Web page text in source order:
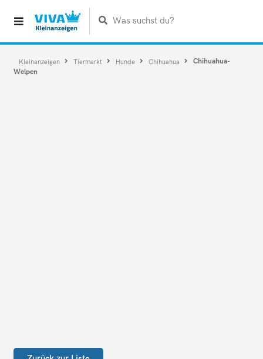
Was suchst du?
Kleinanzeigen Tiermarkt Hunde Chihuahua
Chihuahua-
Welpen